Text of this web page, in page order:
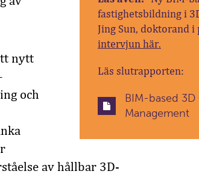
fastighetsbildning i
Jing Sun, doktorand
intervjun här.
Läs slutrapporten:
BIM-based 3D
Management
nytt
och
av hållbar 3D-